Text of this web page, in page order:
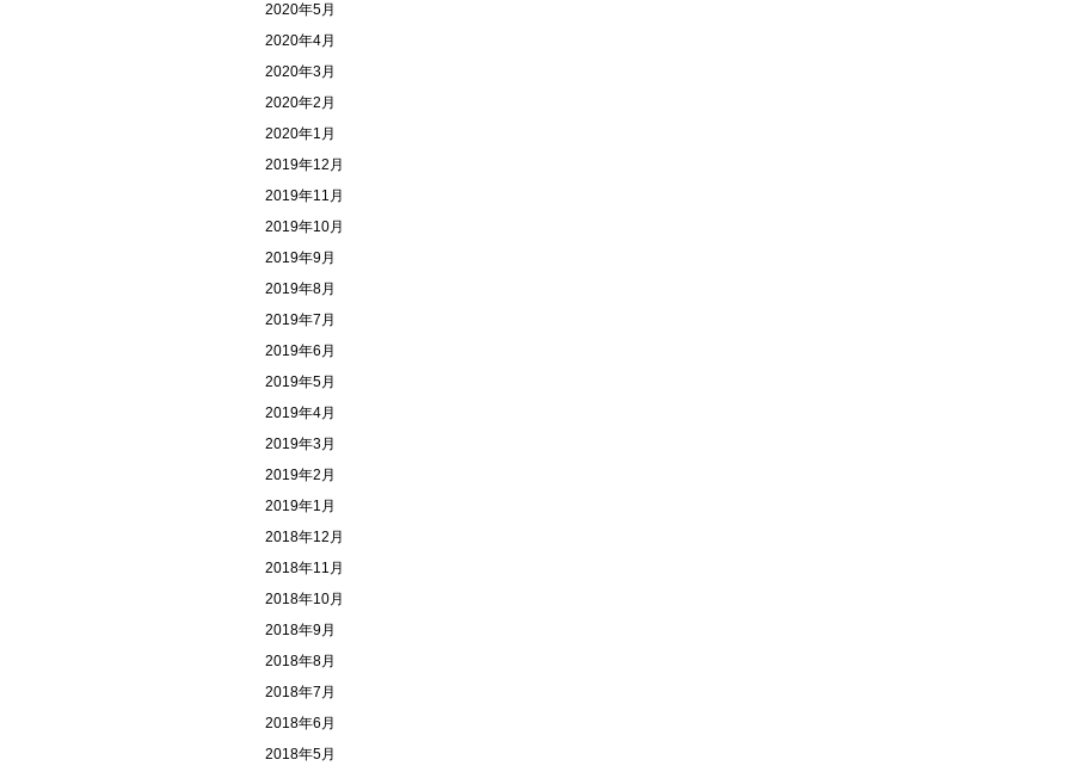
2020年5月
2020年4月
2020年3月
2020年2月
2020年1月
2019年12月
2019年11月
2019年10月
2019年9月
2019年8月
2019年7月
2019年6月
2019年5月
2019年4月
2019年3月
2019年2月
2019年1月
2018年12月
2018年11月
2018年10月
2018年9月
2018年8月
2018年7月
2018年6月
2018年5月